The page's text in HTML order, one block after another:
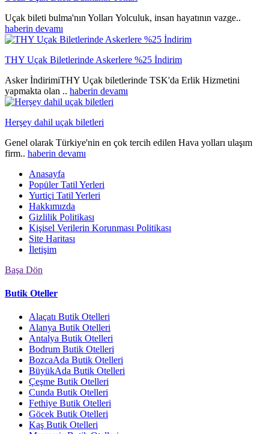
Uçak bileti bulma'nın Yolları Yolculuk, insan hayatının vazge..
haberin devamı
THY Uçak Biletlerinde Askerlere %25 İndirim
Asker İndirimiTHY Uçak biletlerinde TSK'da Erlik Hizmetini
yapmakta olan .. haberin devamı
Herşey dahil uçak biletleri
Genel olarak Türkiye'nin en çok tercih edilen Hava yolları ulaşım
firm.. haberin devamı
Anasayfa
Popüler Tatil Yerleri
Yurtiçi Tatil Yerleri
Hakkımızda
Gizlilik Politikası
Kişisel Verilerin Korunması Politikası
Site Haritası
İletişim
Başa Dön
Butik Oteller
Alaçatı Butik Otelleri
Alanya Butik Otelleri
Antalya Butik Otelleri
Bodrum Butik Otelleri
BozcaAda Butik Otelleri
BüyükAda Butik Otelleri
Çeşme Butik Otelleri
Cunda Butik Otelleri
Fethiye Butik Otelleri
Göcek Butik Otelleri
Kaş Butik Otelleri